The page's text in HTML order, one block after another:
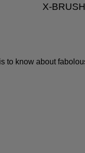
X-
to know about